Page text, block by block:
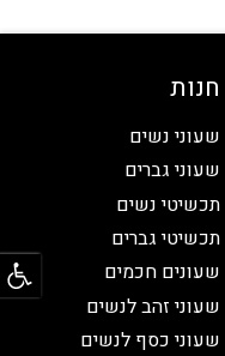
חנות
שעוני נשים
שעוני גברים
תכשיטי נשים
תכשיטי גברים
שעונים חכמים
שעוני זהב לנשים
שעוני כסף לנשים